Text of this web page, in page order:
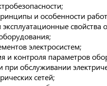
и особенности
эксплуатационные свойства
электросистем;
и контроля параметров
при обслуживании
сетей;